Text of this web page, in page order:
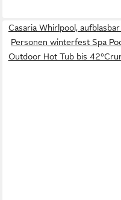
Casaria Whirlpool,
Personen winterfest Spa
Outdoor Hot Tub bis